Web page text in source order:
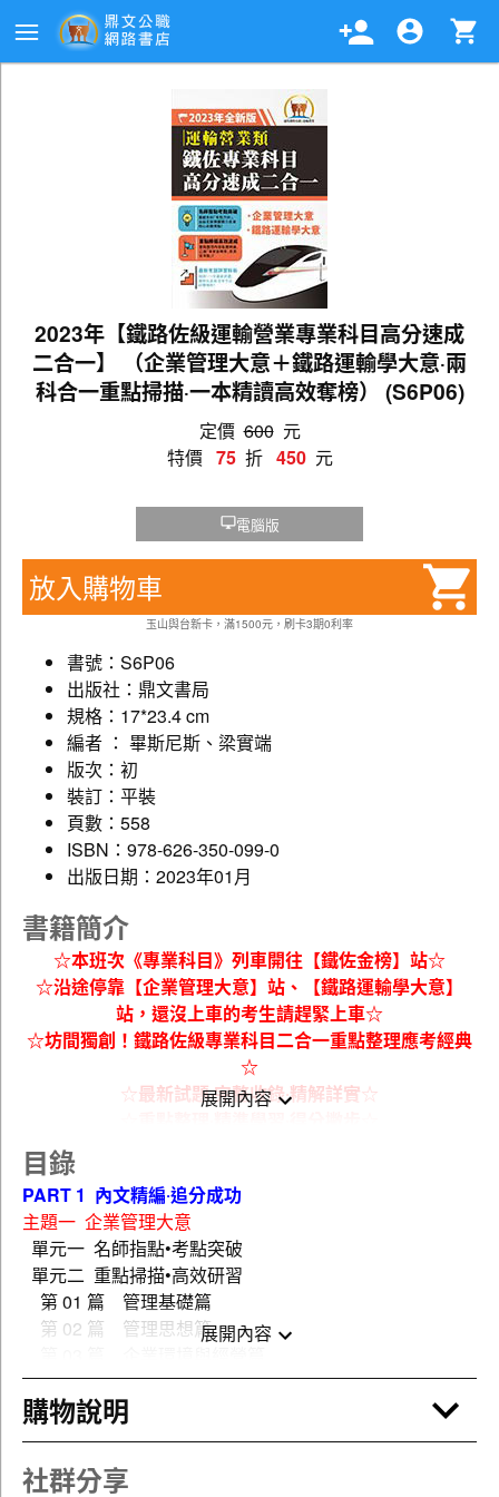
2023年【鐵路佐級運輸營業專業科目高分速成
二合一】 （企業管理大意＋鐵路運輸學大意‧兩
科合一重點掃描‧一本精讀高效奪榜） (S6P06)
定價 600 元
特價 75 折 450 元
電腦版
放入購物車
玉山與台新卡，滿1500元，刷卡3期0利率
書號：S6P06
出版社：鼎文書局
規格：17*23.4 cm
編者 ： 畢斯尼斯、梁實端
版次：初
裝訂：平裝
頁數：558
ISBN：978-626-350-099-0
出版日期：2023年01月
書籍簡介
☆本班次《專業科目》列車開往【鐵佐金榜】站☆
☆沿途停靠【企業管理大意】站、【鐵路運輸學大意】
站，還沒上車的考生請趕緊上車☆
☆坊間獨創！鐵路佐級專業科目二合一重點整理應考經典
☆
☆最新試題‧完整收錄‧精解詳實☆
考選部配合用人機關需求（台鐵）所辦理的鐵路特考分
為高員三級、員級及佐級考試三種，其中鐵路佐級與高員
三級、員級相比，一來報考門檻資格低（佐級不限學歷年
滿 18 歲即可報考）、二來考科較少（除共同科目外，佐
級專業科目 2 科、員級專業科目 4 科、高員三級專業科目
6 科）、三來題型與難易度相對簡單（佐級只考選擇題、
員級與高員三級皆有考申論題型），再加上錄取之後工作
足相關大量人力等種種因素，是以每年鐵佐開缺總是能吸
引一大批有志之士前往報考。也因為報考人數眾多，故對
考生來說，要如何在這茫茫人海中脫穎而出，便成了上榜
的重要關鍵！
展開內容
目錄
PART 1 內文精編‧追分成功
主題一 企業管理大意
單元一 名師指點•考點突破
單元二 重點掃描•高效研習
第 01 篇 管理基礎篇
第 02 篇 管理思想篇
第 04 篇 規劃篇
第 05 篇 組織篇
第 06 篇 領導篇
第 07 篇 控制篇
第 08 篇 生產管理篇
展開內容
購物說明
社群分享